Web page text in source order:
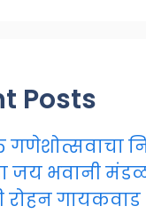
Posts
गणेशोत्सवाचा
जय भवानी
रोहन गायकवाड